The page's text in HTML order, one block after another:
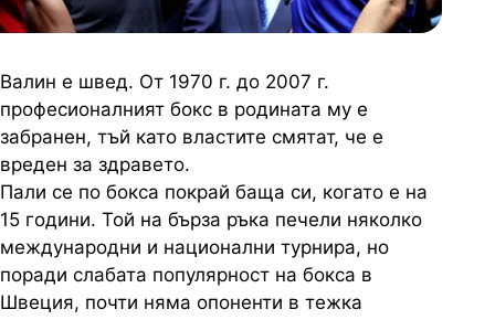
Валин е швед. От 1970 г. до 2007 г.
професионалният бокс в родината му е
забранен, тъй като властите смятат, че е
вреден за здравето.
Пали се по бокса покрай баща си, когато е на
15 години. Той на бърза ръка печели няколко
международни и национални турнира, но
поради слабата популярност на бокса в
Швеция, почти няма опоненти в тежка